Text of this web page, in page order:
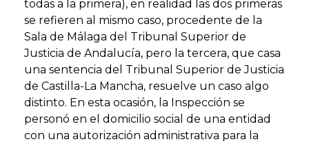
todas a la primera), en realidad las dos primeras
se refieren al mismo caso, procedente de la
Sala de Málaga del Tribunal Superior de
Justicia de Andalucía, pero la tercera, que casa
una sentencia del Tribunal Superior de Justicia
de Castilla-La Mancha, resuelve un caso algo
distinto. En esta ocasión, la Inspección se
personó en el domicilio social de una entidad
con una autorización administrativa para la